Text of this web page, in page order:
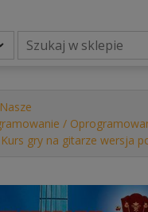
Nasze
/
gry na gitarze wersja